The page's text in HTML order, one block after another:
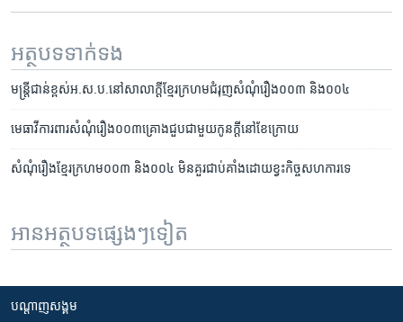
អត្ថបទ​ទាក់ទង
មន្ត្រី​ជាន់ខ្ពស់​អ.ស.ប.​នៅ​សាលាក្តី​ខ្មែរក្រហម​ជំរុញ​សំណុំ​រឿង​០០៣ ​និង​០០៤​
មេធាវី​ការពារ​សំណុំរឿង​០០៣​គ្រោង​ជួប​ជាមួយ​កូនក្តី​នៅ​ខែ​ក្រោយ
សំណុំរឿង​ខ្មែរក្រហម​០០៣ និង​០០៤ ​មិនគួរជាប់គាំងដោយខ្វះ​កិច្ចសហការទេ​
អានអត្ថបទផ្សេងៗទៀត
បណ្តាញ​សង្គម